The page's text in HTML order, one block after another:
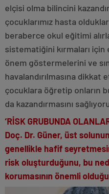
elçisi olma bilincini
çocuklarımız hasta
beraberce okul eğitimi
sistematiğini kırmaları için
önem göstermelerini ve
havalandırılmasına
çocuklara öğretip onların
da kazandırmasını
‘RİSK GRUBUNDA
Doç. Dr. Güner, üst
genellikle hafif
risk oluşturduğunu, bu
korumasının önemli